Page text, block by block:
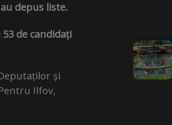
depus liste.
de candidați
și
Ilfov,